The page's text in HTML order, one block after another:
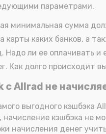
параметрами.
минимальная сумма
карты каких банков, а
Надо ли ее оплачивать и
Как долго происходит
с Allrad не
выгодного кэшбэка
начисление кэшбэка не
начисления денег